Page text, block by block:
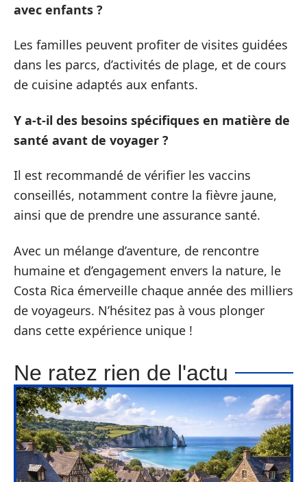
avec enfants ?
Les familles peuvent profiter de visites guidées
dans les parcs, d’activités de plage, et de cours
de cuisine adaptés aux enfants.
Y a-t-il des besoins spécifiques en matière de
santé avant de voyager ?
Il est recommandé de vérifier les vaccins
conseillés, notamment contre la fièvre jaune,
ainsi que de prendre une assurance santé.
Avec un mélange d’aventure, de rencontre
humaine et d’engagement envers la nature, le
Costa Rica émerveille chaque année des milliers
de voyageurs. N’hésitez pas à vous plonger
dans cette expérience unique !
Ne ratez rien de l'actu